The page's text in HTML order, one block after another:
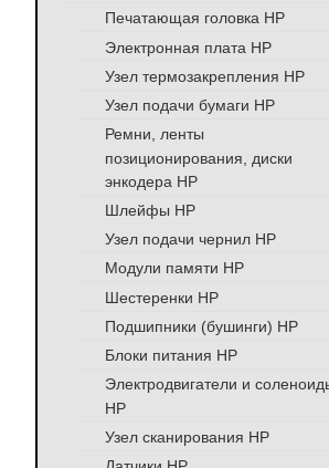
Печатающая головка HP
Электронная плата HP
Узел термозакрепления HP
Узел подачи бумаги HP
Ремни, ленты
позиционирования, диски
энкодера HP
Шлейфы HP
Узел подачи чернил HP
Модули памяти HP
Шестеренки HP
Подшипники (бушинги) HP
Блоки питания HP
Электродвигатели и
HP
Узел сканирования HP